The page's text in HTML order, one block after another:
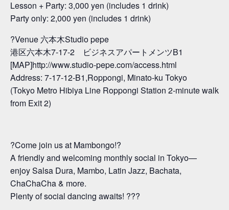
Lesson + Party: 3,000 yen (includes 1 drink)
Party only: 2,000 yen (includes 1 drink)
?Venue 六本木Studio pepe
港区六本木7-17-2 ビジネスアパートメンツB1
[MAP]http://www.studio-pepe.com/access.html
Address: 7-17-12-B1,Roppongi, Minato-ku Tokyo
(Tokyo Metro Hibiya Line Roppongi Station 2-minute walk
from Exit 2)
?Come join us at Mambongo!?
A friendly and welcoming monthly social in Tokyo—
enjoy Salsa Dura, Mambo, Latin Jazz, Bachata,
ChaChaCha & more.
Plenty of social dancing awaits! ???